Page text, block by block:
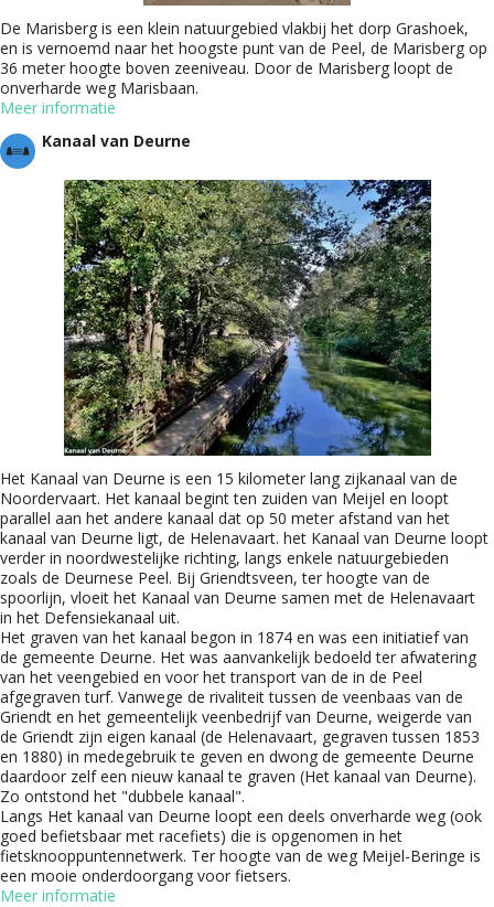
De Marisberg is een klein natuurgebied vlakbij het dorp Grashoek,
en is vernoemd naar het hoogste punt van de Peel, de Marisberg op
36 meter hoogte boven zeeniveau. Door de Marisberg loopt de
onverharde weg Marisbaan.
Meer informatie
Kanaal van Deurne
Het Kanaal van Deurne is een 15 kilometer lang zijkanaal van de
Noordervaart. Het kanaal begint ten zuiden van Meijel en loopt
parallel aan het andere kanaal dat op 50 meter afstand van het
kanaal van Deurne ligt, de Helenavaart. het Kanaal van Deurne loopt
verder in noordwestelijke richting, langs enkele natuurgebieden
zoals de Deurnese Peel. Bij Griendtsveen, ter hoogte van de
spoorlijn, vloeit het Kanaal van Deurne samen met de Helenavaart
in het Defensiekanaal uit.
Het graven van het kanaal begon in 1874 en was een initiatief van
de gemeente Deurne. Het was aanvankelijk bedoeld ter afwatering
van het veengebied en voor het transport van de in de Peel
afgegraven turf. Vanwege de rivaliteit tussen de veenbaas van de
Griendt en het gemeentelijk veenbedrijf van Deurne, weigerde van
de Griendt zijn eigen kanaal (de Helenavaart, gegraven tussen 1853
en 1880) in medegebruik te geven en dwong de gemeente Deurne
daardoor zelf een nieuw kanaal te graven (Het kanaal van Deurne).
Zo ontstond het "dubbele kanaal".
Langs Het kanaal van Deurne loopt een deels onverharde weg (ook
goed befietsbaar met racefiets) die is opgenomen in het
fietsknooppuntennetwerk. Ter hoogte van de weg Meijel-Beringe is
een mooie onderdoorgang voor fietsers.
Meer informatie